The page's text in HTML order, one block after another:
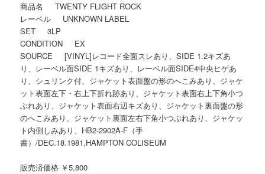
商品名 TWENTY FLIGHT ROCK
レーベル UNKNOWN LABEL
SET 3LP
CONDITION EX
SOURCE [VINYL]レコード全面スレあり、SIDE 1.2キズあ
り、レーベル面SIDE 1キズあり、レーベル面SIDE4中央ヒゲあ
り、シュリンク付、ジャケット表面盤の形のへこみあり、ジャケ
ット表面左下・右上下折れ跡あり、ジャケット表面右上下角小つ
ぶれあり、ジャケット表面右辺キズあり、ジャケット裏面盤の形
のへこみあり、ジャケット裏面左右下角小つぶれあり、ジャケッ
ト内側しみあり、HB2-2902A-F（手
書）/DEC.18.1981,HAMPTON COLISEUM
販売済価格 ￥5,800